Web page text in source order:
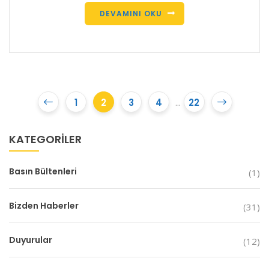
DEVAMINI OKU
1 2 3 4 ... 22
KATEGORILER
Basın Bültenleri (1)
Bizden Haberler (31)
Duyurular (12)